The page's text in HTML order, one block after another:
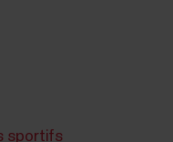
sportifs